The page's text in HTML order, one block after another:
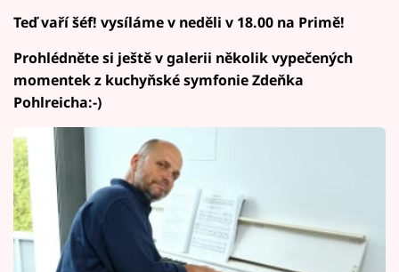
Teď vaří šéf! vysíláme v neděli v 18.00 na Primě!
Prohlédněte si ještě v galerii několik vypečených
momentek z kuchyňské symfonie Zdeňka
Pohlreicha:-)